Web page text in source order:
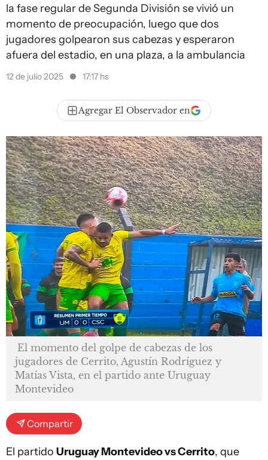
la fase regular de Segunda División se vivió un
momento de preocupación, luego que dos
jugadores golpearon sus cabezas y esperaron
afuera del estadio, en una plaza, a la ambulancia
12 de julio 2025 17:17 hs
Agregar El Observador en
El momento del golpe de cabezas de los
jugadores de Cerrito, Agustín Rodríguez y
Matías Vista, en el partido ante Uruguay
Montevideo
Compartir
El partido Uruguay Montevideo vs Cerrito, que